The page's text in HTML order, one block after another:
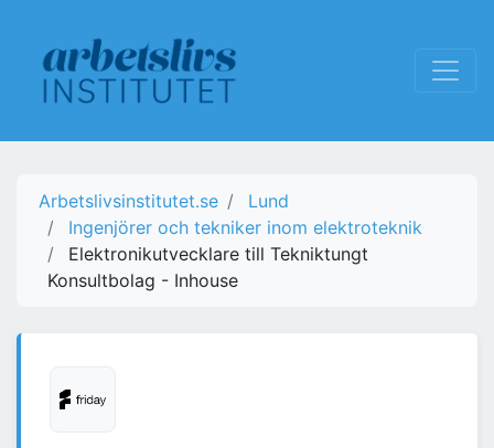
Arbetslivsinstitutet.se
Lund
Ingenjörer och tekniker inom elektroteknik
Elektronikutvecklare till Tekniktungt
Konsultbolag - Inhouse